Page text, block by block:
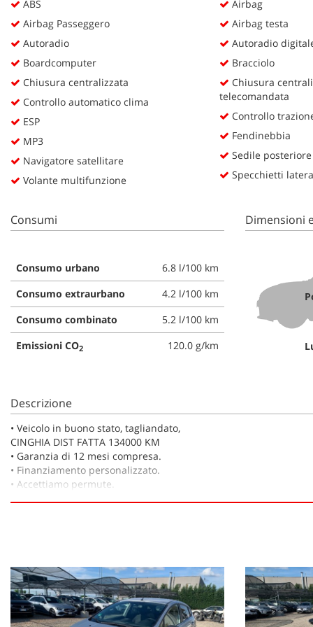
ABS
Airbag Passeggero
Autoradio
Boardcomputer
Chiusura centralizzata
Controllo automatico clima
ESP
MP3
Navigatore satellitare
Volante multifunzione
Airbag
Airbag testa
Autoradio
Bracciolo
Chiusura
telecomandata
Controllo
Fendinebbia
Sedile
Specchietti
Consumi
Consumo urbano
6.8 l/100 km
Consumo extraurbano
4.2 l/100 km
Consumo combinato
5.2 l/100 km
Emissioni CO2 120.0 g/km
Dimensioni
Descrizione
•⁠ ⁠Veicolo in buono stato, tagliandato,
CINGHIA DIST FATTA 134000 KM
•⁠ ⁠Garanzia di 12 mesi compresa.
•⁠ ⁠Finanziamento personalizzato.
•⁠ ⁠Accettiamo permute.
•⁠ ⁠Acquistiamo la vostra auto in contanti, senza obbligo di
IL PREZZO DELLA VETTURA NON E' VINCOLATO A NESSUN TIPO
* * *
questi
strumenti
di
si
rimanda
alla
cookie
policy.
Puoi
modificare
scelte
momento.
Cookie delle preferenze
Cookie per il miglioramento dell'esperienza utente